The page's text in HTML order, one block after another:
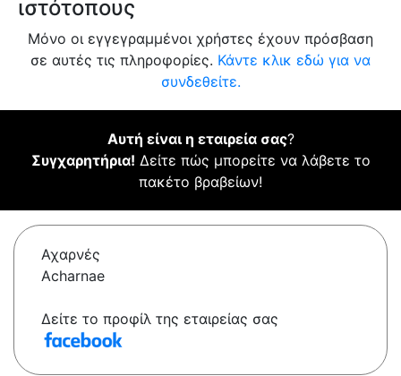
ιστότοπους
Μόνο οι εγγεγραμμένοι χρήστες έχουν πρόσβαση
σε αυτές τις πληροφορίες. Κάντε κλικ εδώ για να
συνδεθείτε.
Αυτή είναι η εταιρεία σας?
Συγχαρητήρια! Δείτε πώς μπορείτε να λάβετε το
πακέτο βραβείων!
Αχαρνές
Acharnae
Δείτε το προφίλ της εταιρείας σας